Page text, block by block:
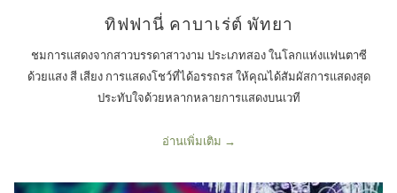
ทิฟฟานี่ คาบาเร่ต์ พัทยา
ชมการแสดงจากสาวบรรดาสาวงาม ประเภทสอง ในโลกแห่งแฟนตาซี
ด้วยแสง สี เสียง การแสดงโชว์ที่ได้อรรถรส ให้คุณได้สัมผัสการแสดงสุด
ประทับใจด้วยหลากหลายการแสดงบนเวที
อ่านเพิ่มเติม